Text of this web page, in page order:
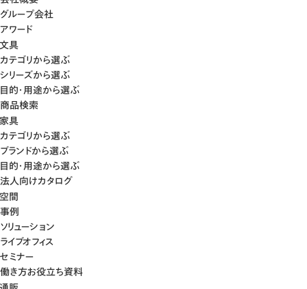
グループ会社
アワード
文具
カテゴリから選ぶ
シリーズから選ぶ
目的・用途から選ぶ
商品検索
家具
カテゴリから選ぶ
ブランドから選ぶ
目的・用途から選ぶ
法人向けカタログ
空間
事例
ソリューション
ライブオフィス
セミナー
働き方お役立ち資料